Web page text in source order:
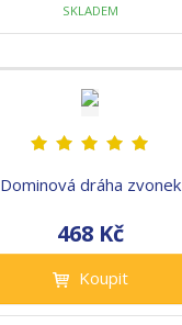
SKLADEM
Dominová dráha zvonek
468 Kč
Koupit